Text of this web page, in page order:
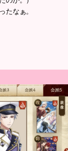
たなぁ。